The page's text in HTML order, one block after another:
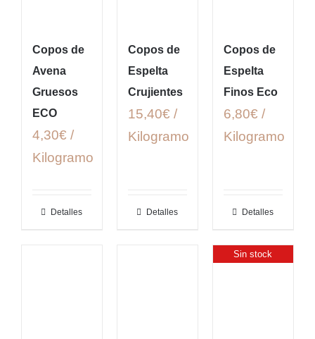
Copos de
Avena
Gruesos
ECO
4,30€ /
Kilogramo
Detalles
Copos de
Espelta
Crujientes
15,40€ /
Kilogramo
Detalles
Copos de
Espelta
Finos Eco
6,80€ /
Kilogramo
Detalles
Sin stock